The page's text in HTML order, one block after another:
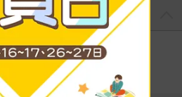
寫評價